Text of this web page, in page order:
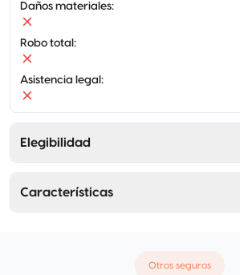
Daños materiales:
Robo total :
Asistencia legal :
Elegibilidad
Características
Otros seguros